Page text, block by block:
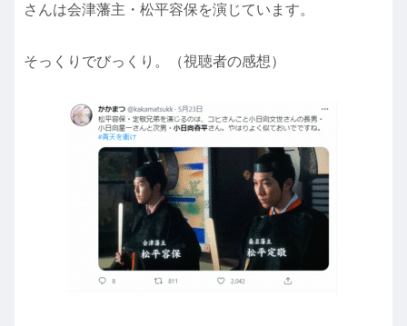
さんは会津藩主・松平容保を演じています。
そっくりでびっくり。（視聴者の感想）